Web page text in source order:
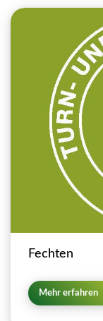
Fechten
Mehr erfahren